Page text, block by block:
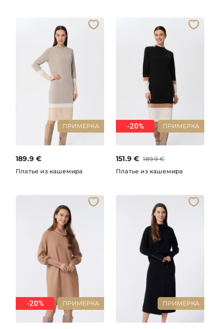
ПРИМЕРКА
189.9 €
Платье из кашемира
ПРИМЕРКА
-20%
151.9 € 189.9 €
Платье из кашемира
ПРИМЕРКА
-20% ПРИМЕРКА